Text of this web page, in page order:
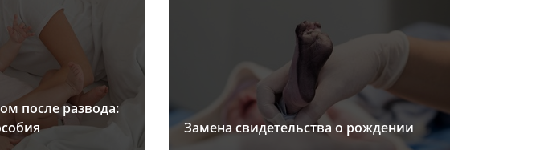
после развода:
Замена свидетельства о рождении